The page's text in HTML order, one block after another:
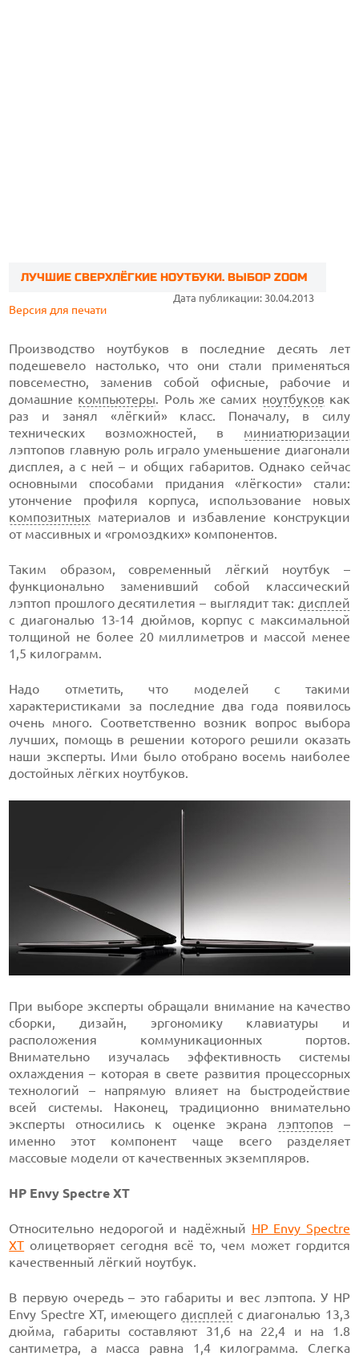
ЛУЧШИЕ СВЕРХЛЁГКИЕ НОУТБУКИ. ВЫБОР ZOOM
Дата публикации: 30.04.2013
Версия для печати
Производство ноутбуков в последние десять лет
подешевело настолько, что они стали применяться
повсеместно, заменив собой офисные, рабочие и
домашние компьютеры. Роль же самих ноутбуков как
раз и занял «лёгкий» класс. Поначалу, в силу
технических возможностей, в миниатюризации
лэптопов главную роль играло уменьшение диагонали
дисплея, а с ней – и общих габаритов. Однако сейчас
основными способами придания «лёгкости» стали:
утончение профиля корпуса, использование новых
композитных материалов и избавление конструкции
от массивных и «громоздких» компонентов.
Таким образом, современный лёгкий ноутбук –
функционально заменивший собой классический
лэптоп прошлого десятилетия – выглядит так: дисплей
с диагональю 13-14 дюймов, корпус с максимальной
толщиной не более 20 миллиметров и массой менее
1,5 килограмм.
Надо отметить, что моделей с такими
характеристиками за последние два года появилось
очень много. Соответственно возник вопрос выбора
лучших, помощь в решении которого решили оказать
наши эксперты. Ими было отобрано восемь наиболее
достойных лёгких ноутбуков.
При выборе эксперты обращали внимание на качество
сборки, дизайн, эргономику клавиатуры и
расположения коммуникационных портов.
Внимательно изучалась эффективность системы
охлаждения – которая в свете развития процессорных
технологий – напрямую влияет на быстродействие
всей системы. Наконец, традиционно внимательно
эксперты относились к оценке экрана лэптопов –
именно этот компонент чаще всего разделяет
массовые модели от качественных экземпляров.
HP Envy Spectre XT
Относительно недорогой и надёжный HP Envy Spectre
XT олицетворяет сегодня всё то, чем может гордится
качественный лёгкий ноутбук.
В первую очередь – это габариты и вес лэптопа. У HP
Envy Spectre XT, имеющего дисплей с диагональю 13,3
дюйма, габариты составляют 31,6 на 22,4 и на 1.8
сантиметра, а масса равна 1,4 килограмма. Слегка